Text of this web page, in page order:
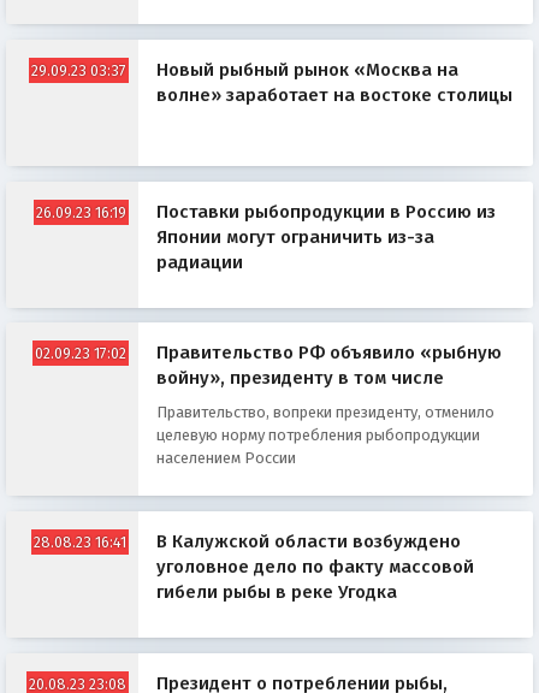
29.09.23 03:37
Новый рыбный рынок «Москва на
волне» заработает на востоке столицы
26.09.23 16:19
Поставки рыбопродукции в Россию из
Японии могут ограничить из-за
радиации
02.09.23 17:02
Правительство РФ объявило «рыбную
войну», президенту в том числе
Правительство, вопреки президенту, отменило
целевую норму потребления рыбопродукции
населением России
28.08.23 16:41
В Калужской области возбуждено
уголовное дело по факту массовой
гибели рыбы в реке Угодка
20.08.23 23:08
Президент о потреблении рыбы,